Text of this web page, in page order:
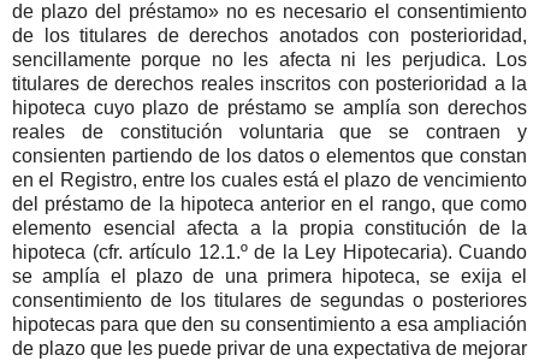
de plazo del préstamo» no es necesario el consentimiento
de los titulares de derechos anotados con posterioridad,
sencillamente porque no les afecta ni les perjudica. Los
titulares de derechos reales inscritos con posterioridad a la
hipoteca cuyo plazo de préstamo se amplía son derechos
reales de constitución voluntaria que se contraen y
consienten partiendo de los datos o elementos que constan
en el Registro, entre los cuales está el plazo de vencimiento
del préstamo de la hipoteca anterior en el rango, que como
elemento esencial afecta a la propia constitución de la
hipoteca (cfr. artículo 12.1.º de la Ley Hipotecaria). Cuando
se amplía el plazo de una primera hipoteca, se exija el
consentimiento de los titulares de segundas o posteriores
hipotecas para que den su consentimiento a esa ampliación
de plazo que les puede privar de una expectativa de mejorar